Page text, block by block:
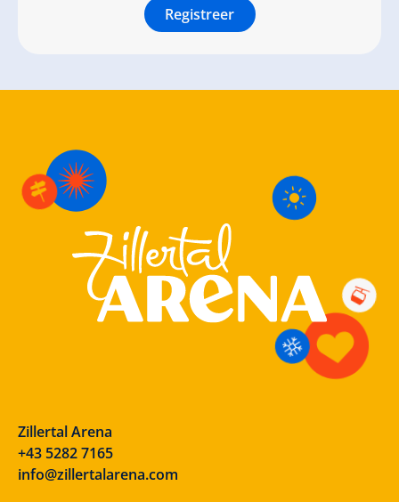
Registreer
Zillertal Arena
+43 5282 7165
info@zillertalarena.com